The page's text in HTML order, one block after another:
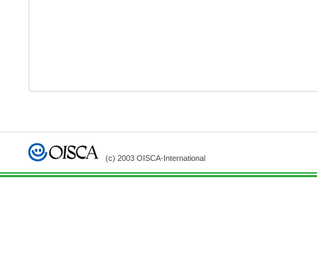
(c) 2003 OISCA-International